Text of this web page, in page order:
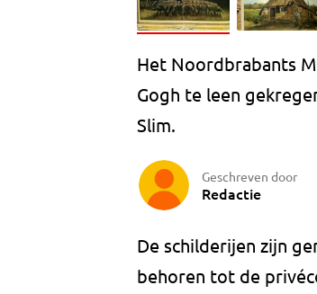
Het Noordbrabants
Gogh te leen
Slim.
Geschreven door
Redactie
De schilderijen zijn
behoren tot de